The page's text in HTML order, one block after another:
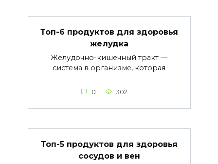
Топ-6 продуктов для здоровья
желудка
Желудочно-кишечный тракт —
система в организме, которая
0 302
Топ-5 продуктов для здоровья
сосудов и вен